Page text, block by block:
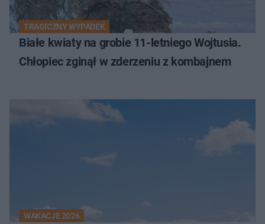
TRAGICZNY WYPADEK
Białe kwiaty na grobie 11-letniego Wojtusia.
Chłopiec zginął w zderzeniu z kombajnem
WAKACJE 2026